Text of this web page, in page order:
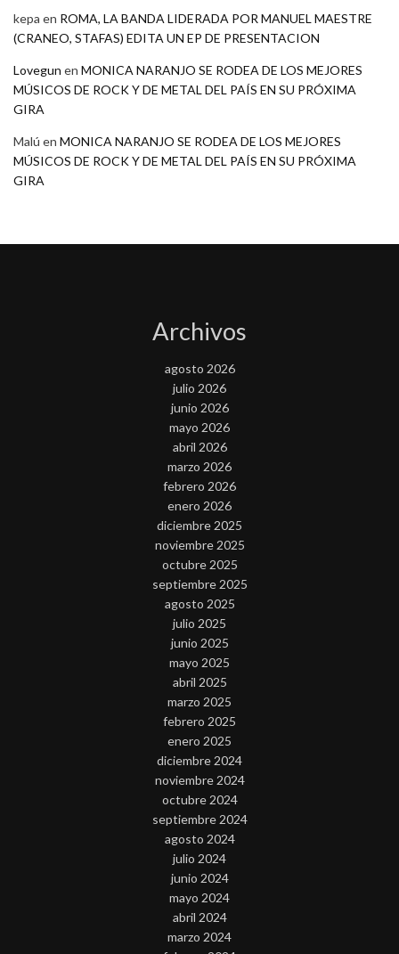
kepa en ROMA, LA BANDA LIDERADA POR MANUEL MAESTRE
(CRANEO, STAFAS) EDITA UN EP DE PRESENTACION
Lovegun en MONICA NARANJO SE RODEA DE LOS MEJORES
MÚSICOS DE ROCK Y DE METAL DEL PAÍS EN SU PRÓXIMA
GIRA
Malú en MONICA NARANJO SE RODEA DE LOS MEJORES
MÚSICOS DE ROCK Y DE METAL DEL PAÍS EN SU PRÓXIMA
GIRA
Archivos
agosto 2026
julio 2026
junio 2026
mayo 2026
abril 2026
marzo 2026
febrero 2026
enero 2026
diciembre 2025
noviembre 2025
octubre 2025
septiembre 2025
agosto 2025
julio 2025
junio 2025
mayo 2025
abril 2025
marzo 2025
febrero 2025
enero 2025
diciembre 2024
noviembre 2024
octubre 2024
septiembre 2024
agosto 2024
julio 2024
junio 2024
mayo 2024
abril 2024
marzo 2024